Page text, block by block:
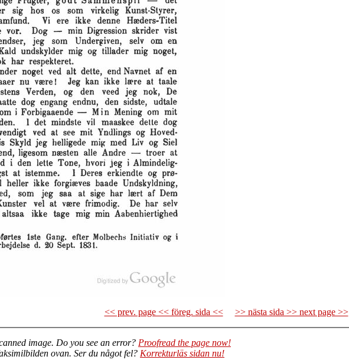
<< prev. page << föreg. sida << >> nästa sida >> next page >>
image. Do you see an error? Proofread the page now!
ovan. Ser du något fel? Korrekturläs sidan nu!